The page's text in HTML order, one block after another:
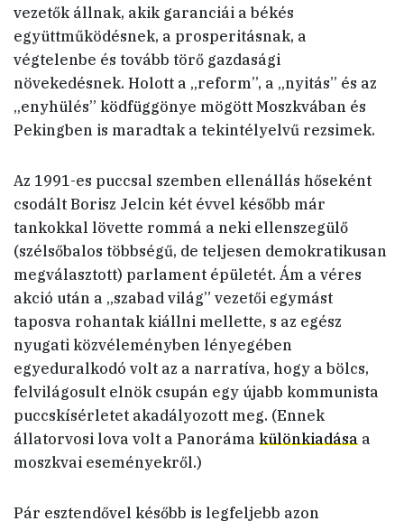
vezetők állnak, akik garanciái a békés
együttműködésnek, a prosperitásnak, a
végtelenbe és tovább törő gazdasági
növekedésnek. Holott a „reform”, a „nyitás” és az
„enyhülés” ködfüggönye mögött Moszkvában és
Pekingben is maradtak a tekintélyelvű rezsimek.
Az 1991-es puccsal szemben ellenállás hőseként
csodált Borisz Jelcin két évvel később már
tankokkal lövette rommá a neki ellenszegülő
(szélsőbalos többségű, de teljesen demokratikusan
megválasztott) parlament épületét. Ám a véres
akció után a „szabad világ” vezetői egymást
taposva rohantak kiállni mellette, s az egész
nyugati közvéleményben lényegében
egyeduralkodó volt az a narratíva, hogy a bölcs,
felvilágosult elnök csupán egy újabb kommunista
puccskísérletet akadályozott meg. (Ennek
állatorvosi lova volt a Panoráma különkiadása a
moszkvai eseményekről.)
Pár esztendővel később is legfeljebb azon